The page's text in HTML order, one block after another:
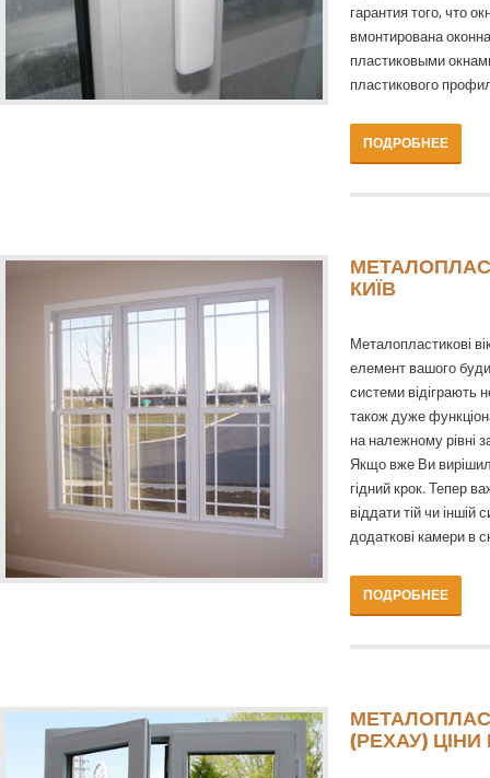
гарантия того, что
вмонтирована
пластиковыми
пластикового
ПОДРОБНЕЕ
КИЇВ
Металопластикові
елемент вашого
системи відіграють
також дуже
на належному рівні
Якщо вже Ви
гідний крок. Тепер
віддати тій чи іншій
додаткові камери в
ПОДРОБНЕЕ
(РЕХАУ) ЦІНИ